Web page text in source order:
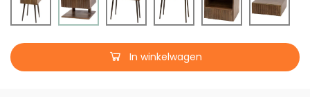
In winkelwagen